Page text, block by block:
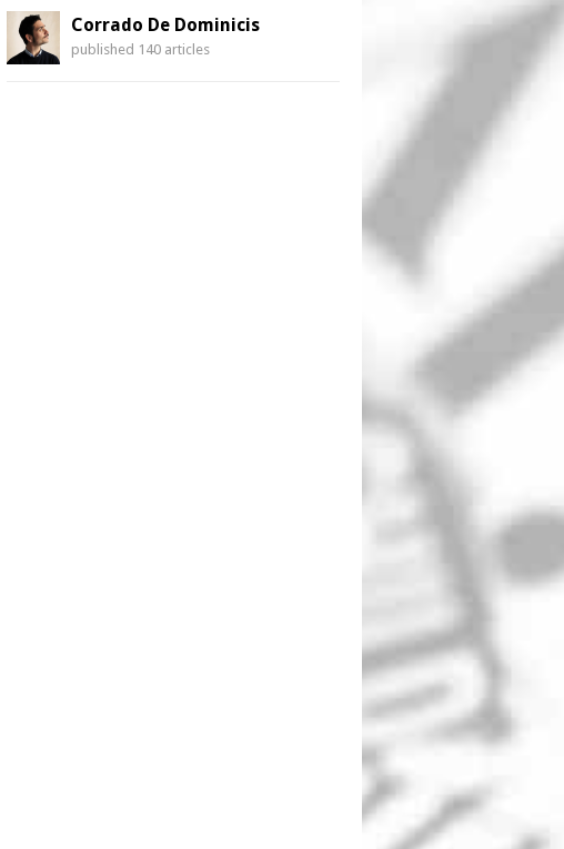
Corrado De Dominicis
published 140 articles